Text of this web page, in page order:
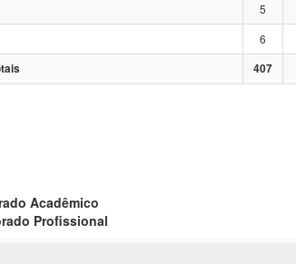
5
6
407
Acadêmico
Profissional